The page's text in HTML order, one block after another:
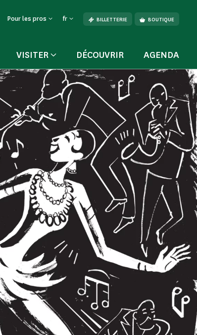
Pour les pros fr BILLETTERIE BOUTIQUE
VISITER DÉCOUVRIR AGENDA